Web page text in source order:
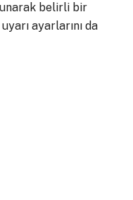
belirli bir
ayarlarını da